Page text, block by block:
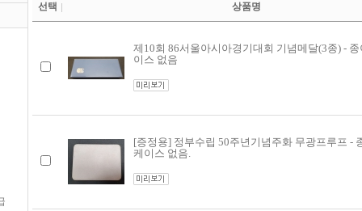
선택 상품명
제10회 86서울아시아경기대회 기념메달(3종) -
이스 없음
[증정용] 정부수립 50주년기념주화 무광프루프 -
케이스 없음.